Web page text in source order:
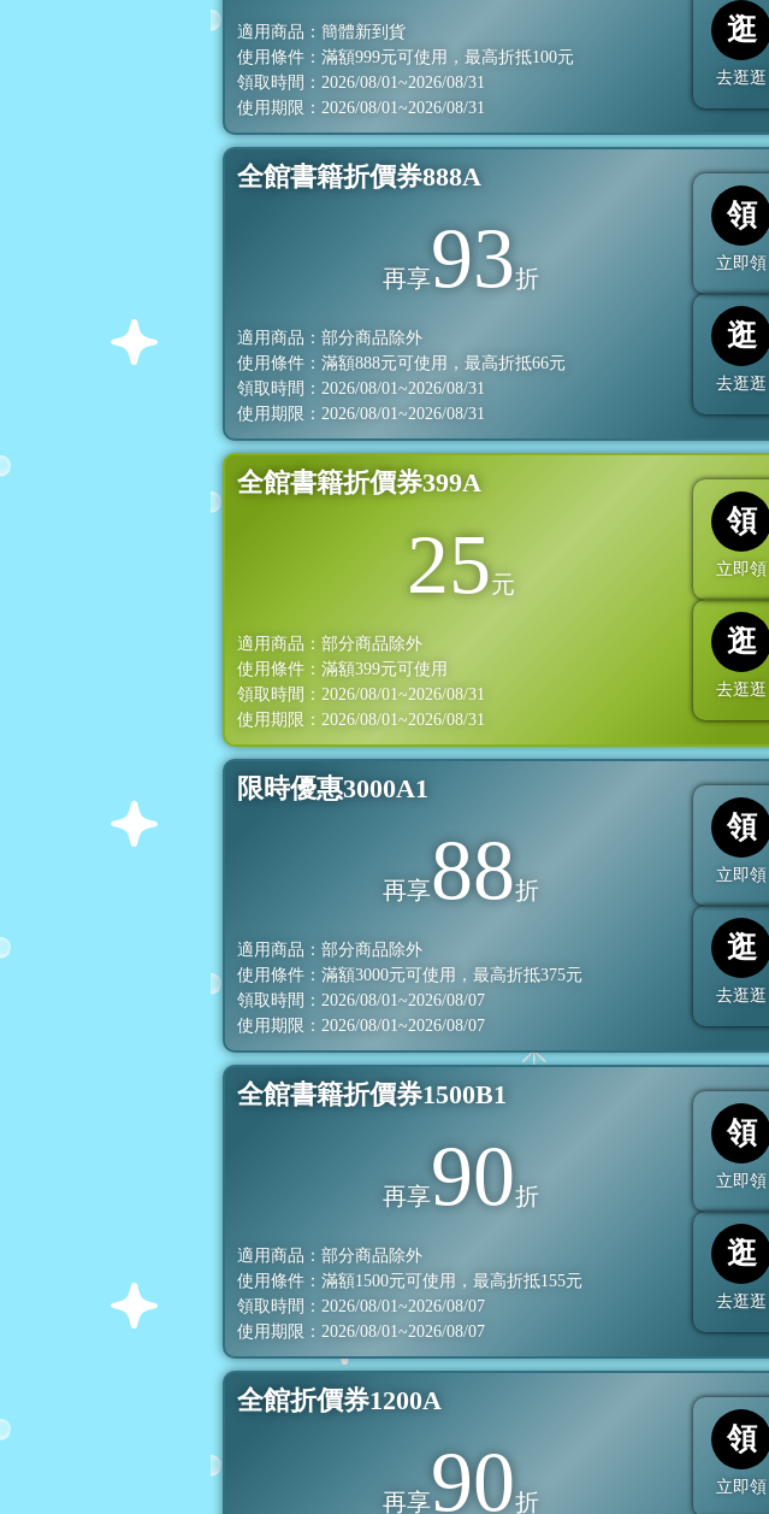
適用商品：簡體新到貨
使用條件：滿額999元可使用，最高折抵100元
領取時間：2026/08/01~2026/08/31
使用期限：2026/08/01~2026/08/31
逛
去逛逛
全館書籍折價券888A
再享93折
適用商品：部分商品除外
使用條件：滿額888元可使用，最高折抵66元
領取時間：2026/08/01~2026/08/31
使用期限：2026/08/01~2026/08/31
領
立即領
逛
去逛逛
全館書籍折價券399A
25元
適用商品：部分商品除外
使用條件：滿額399元可使用
領取時間：2026/08/01~2026/08/31
使用期限：2026/08/01~2026/08/31
領
立即領
逛
去逛逛
限時優惠3000A1
再享88折
適用商品：部分商品除外
使用條件：滿額3000元可使用，最高折抵375元
領取時間：2026/08/01~2026/08/07
使用期限：2026/08/01~2026/08/07
領
立即領
逛
去逛逛
全館書籍折價券1500B1
再享90折
適用商品：部分商品除外
使用條件：滿額1500元可使用，最高折抵155元
領取時間：2026/08/01~2026/08/07
使用期限：2026/08/01~2026/08/07
領
立即領
逛
去逛逛
全館折價券1200A
再享90折
領
立即領